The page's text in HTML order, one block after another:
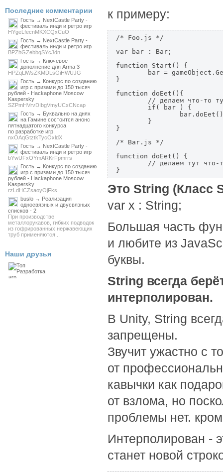
к примеру:
/* Foo.js */
var bar : Bar;
function Start() {
bar =
}
function doEet(){
// делаем что-то
        if( bar ) {
        }
}
/* Bar.js */
function doEet() {
// делаем тут
}
Это String (Класс
var х : String;
Большая часть
и любите из
буквы.
String всегда
интерполирован.
В Unity, String
запрещены.
Звучит ужастно с
от
кавычки как
от взлома, но
проблемы нет.
Интерполирован -
станет новой
Последние комментарии
Гость → NextCastle Party -
фестиваль инди и ретро игр
HYgeLfecnMKXCQxCuO
Гость → NextCastle Party -
фестиваль инди и ретро игр
BPZhGZebbqSYcJdn
Гость → Ключевое
дополнение для Arma 3
HPZqLlWsZKMDLsGiHWUJG
Гость → Конкурс по созданию
игр с призами до 150 тысяч
рублей - Hackaphone Moscow
Kaspersky
SZPmHVrvDIbgVmyUCxCNcap
Гость → Буквально на днях
на Гамине состоится анонс
пятнадцатого конкурса
по разработке игр.
nxOAqGtztkTycOxldX
Гость → NextCastle Party -
фестиваль инди и ретро игр
bYwUFxOYmARKrFpmrrs
Гость → Конкурс по созданию
игр с призами до 150 тысяч
рублей - Hackaphone Moscow
Kaspersky
rzLdHCZsaoyOjFks
buslo → Реализация
односвязных и двусвязных
списков - 2
При производстве
металлорукавов, гибких подводок
из гофрированных нержавеющих
труб применяются...
Наши друзья